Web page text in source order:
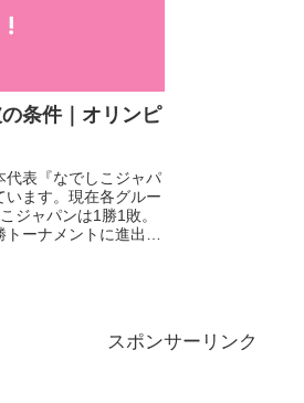
条件｜オリンピ
代表『なでしこジャパ
います。現在各グルー
ジャパンは1勝1敗。
ーナメントに進出す
スポンサーリンク